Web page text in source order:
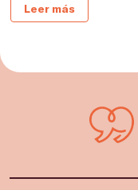
Leer más